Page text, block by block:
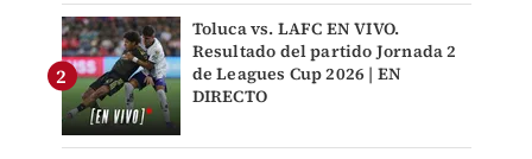
Toluca vs. LAFC EN VIVO.
Resultado del partido Jornada 2
de Leagues Cup 2026 | EN
DIRECTO